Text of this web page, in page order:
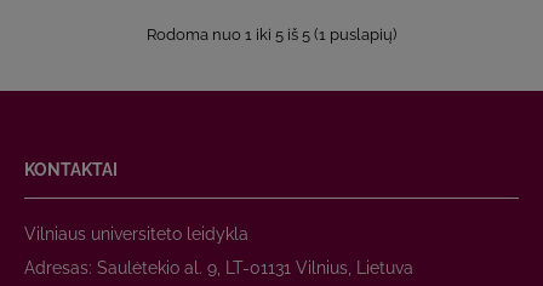
Rodoma nuo 1 iki 5 iš 5 (1 puslapių)
KONTAKTAI
Vilniaus universiteto leidykla
Adresas: Saulėtekio al. 9, LT-01131 Vilnius, Lietuva